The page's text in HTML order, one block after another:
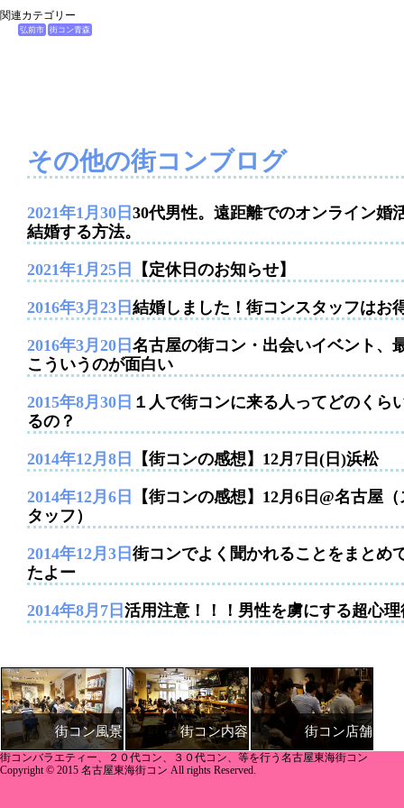
関連カテゴリー
弘前市 街コン青森
その他の街コンブログ
2021年1月30日 30代男性。遠距離でのオンライン婚
結婚する方法。
2021年1月25日 【定休日のお知らせ】
2016年3月23日 結婚しました！街コンスタッフはお
2016年3月20日 名古屋の街コン・出会いイベント、
こういうのが面白い
2015年8月30日 １人で街コンに来る人ってどのくら
るの？
2014年12月8日 【街コンの感想】12月7日(日)浜松
2014年12月6日
【街コンの感想】12月6日@名古屋（
タッフ）
2014年12月3日 街コンでよく聞かれることをまとめ
たよー
2014年8月7日 活用注意！！！男性を虜にする超心理
街コン風景 街コン内容 街コン店舗
街コンバラエティー、２０代コン、３０代コン、等を行う名古屋東海街コン
Copyright © 2015 名古屋東海街コン All rights Reserved.